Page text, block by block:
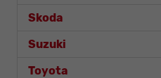
Skoda
Suzuki
Toyota